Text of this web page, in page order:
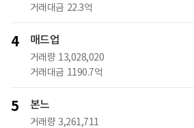
거래대금 22.3억
4 매드업
거래량 13,028,020
거래대금 1190.7억
5 본느
거래량 3,261,711